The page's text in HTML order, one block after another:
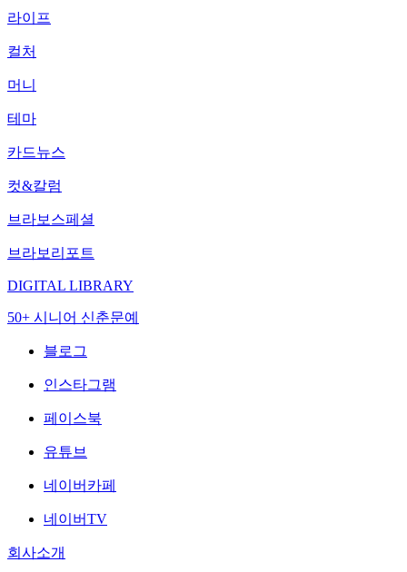
라이프
컬처
머니
테마
카드뉴스
컷&칼럼
브라보스페셜
브라보리포트
DIGITAL LIBRARY
50+ 시니어 신춘문예
블로그
인스타그램
페이스북
유튜브
네이버카페
네이버TV
회사소개